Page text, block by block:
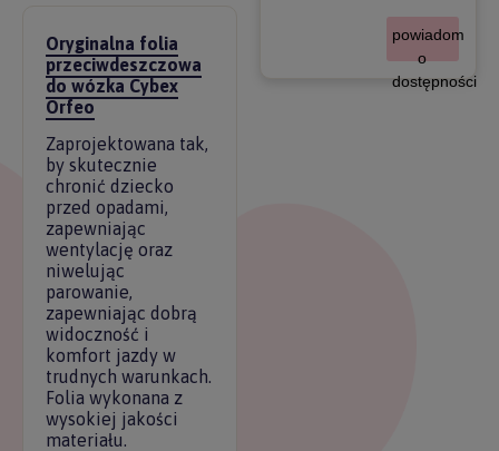
Oryginalna folia
przeciwdeszczowa
do wózka Cybex
Orfeo
Zaprojektowana tak,
by skutecznie
chronić dziecko
przed opadami,
zapewniając
wentylację oraz
niwelując
parowanie,
zapewniając dobrą
widoczność i
komfort jazdy w
trudnych warunkach.
Folia wykonana z
wysokiej jakości
materiału.
powiadom
o
dostępności